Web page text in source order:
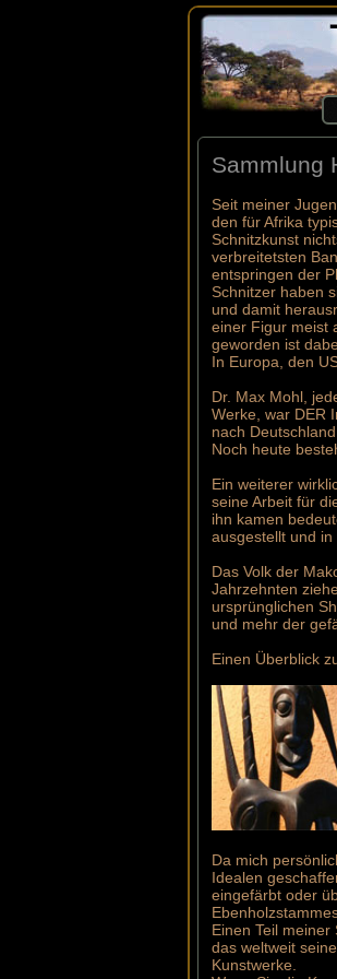
Sammlung
Seit meiner
den für Afrika
Schnitzkunst
verbreitetsten
entspringen der
Schnitzer haben
und damit
einer Figur meist
geworden ist
In Europa, den
Dr. Max Mohl,
Werke, war DER
nach
Noch heute
Ein weiterer
seine Arbeit für
ihn kamen
ausgestellt und
Das Volk der
Jahrzehnten
ursprünglichen
und mehr der
Einen Überblick
Da mich
Idealen
eingefärbt oder
Einen Teil
das weltweit
Kunstwerke.